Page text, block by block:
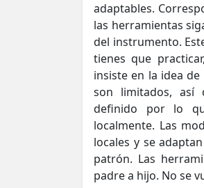
adaptables.
las herramientas
del instrumento.
tienes que
insiste en la idea
son limitados, así
definido por lo
localmente. Las
locales y se
patrón. Las
padre a hijo. No se